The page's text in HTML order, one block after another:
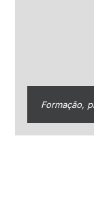
Formação,